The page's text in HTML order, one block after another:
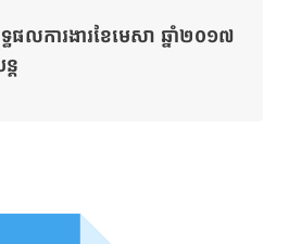
លការងារខែមេសា ឆ្នាំ២០១៧
ត